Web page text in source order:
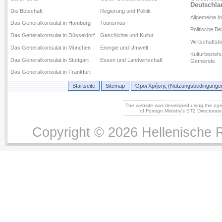
BEKÄMPRFUNG DER VERBREITUNG DES COVID-19
Programm „Routen im Unterricht Griechisch als
Zweitsprache/Fremdsprache“ für Griechisch-
Häufige Fragen
Die Botschaft
Das Generalkonsulat in Hamburg
Das Generalkonsulat in Düsseldorf
Das Generalkonsulat in München
Das Generalkonsulat in Stuttgart
Das Generalkonsulat in Frankfurt
Regierung und Politik
Tourismus
Geschichte und Kultur
Energie und Umwelt
Essen und Landwirtschaft
Allgemeine
Politische
Gemeinde
Startseite Sitemap Όροι Χρήσης
The website was developed using the
of Foreign Ministry's ST2
Copyright © 2026 Hellenische